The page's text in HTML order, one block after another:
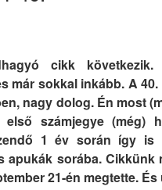
cikk
már sokkal inkább. A
nagy dolog. Én most
első számjegye (még)
1 év során így
apukák sorába. Cikkünk
21-én megtette.